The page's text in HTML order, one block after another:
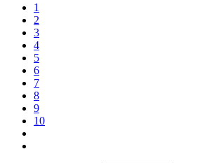
1
2
3
4
5
6
7
8
9
10